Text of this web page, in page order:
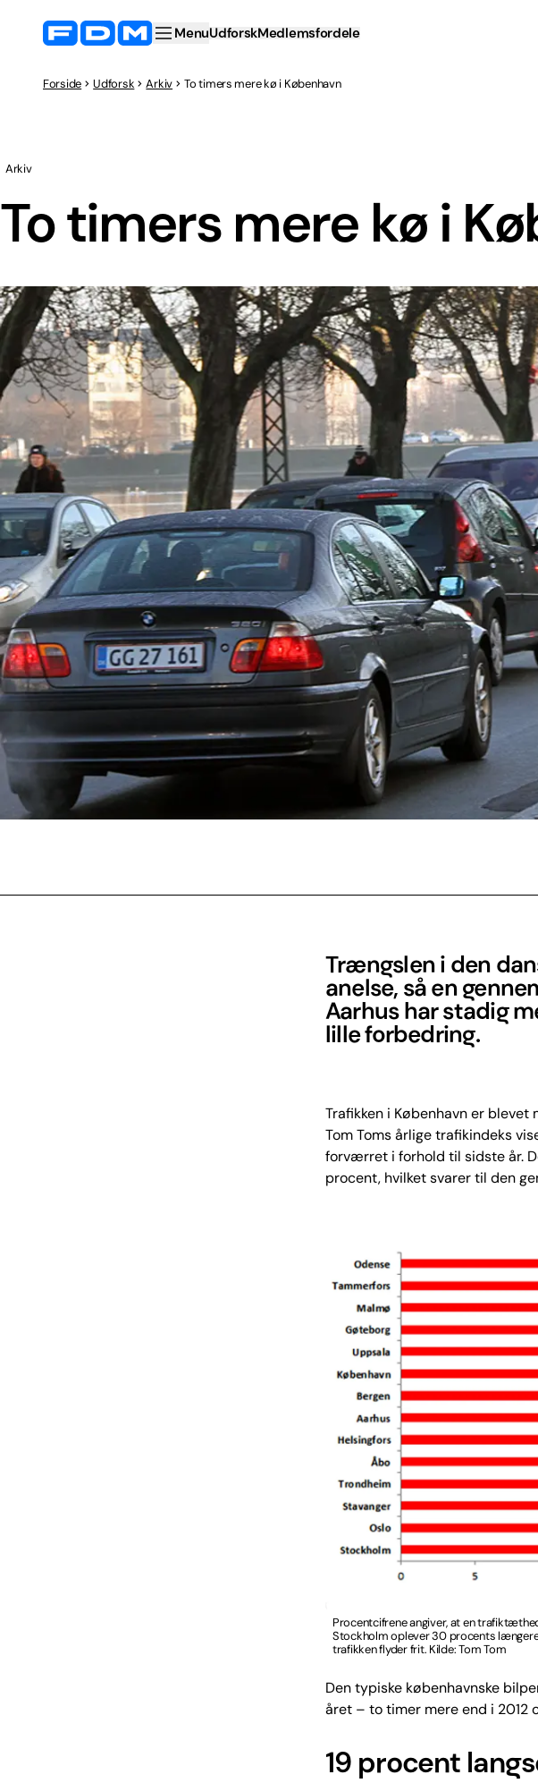
MenuUdforskMedlemsfordele
Forside Udforsk Arkiv To timers mere kø i København
To timers mere kø i
Arkiv
Trængslen i den
anelse, så en
Aarhus har stadig
lille forbedring.
Trafikken i København er blevet
Tom Toms årlige trafikindeks
forværret i forhold til sidste år.
procent, hvilket svarer til den
Procentcifrene angiver, at en
Stockholm oplever 30 procents
trafikken flyder frit. Kilde: Tom Tom
Den typiske københavnske
året – to timer mere end i 2012
19 procent